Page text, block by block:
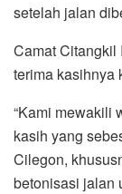
setelah jalan
Camat Citangkil
terima kasihnya
“Kami mewakili
kasih yang
Cilegon,
betonisasi jalan